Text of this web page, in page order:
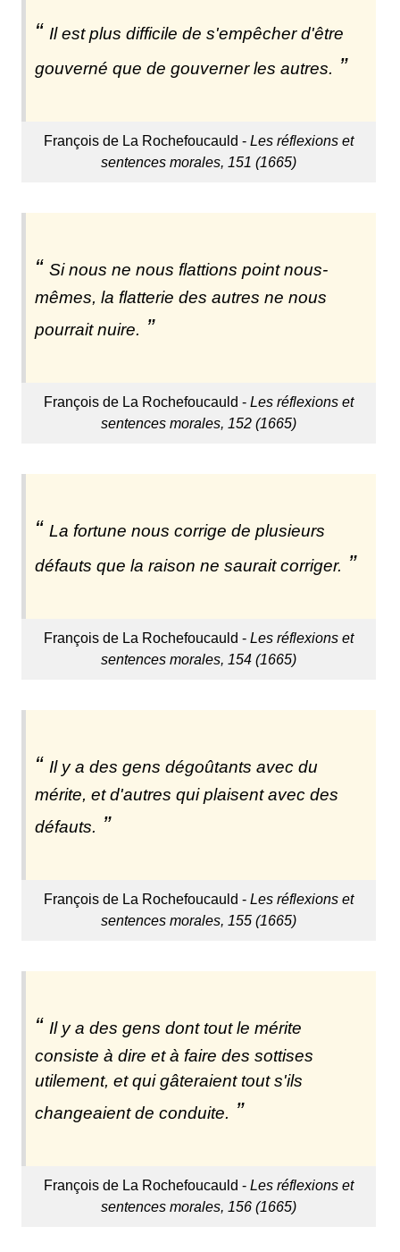
Il est plus difficile de s'empêcher d'être
gouverné que de gouverner les autres.
François de La Rochefoucauld - Les réflexions et
sentences morales, 151 (1665)
Si nous ne nous flattions point nous-
mêmes, la flatterie des autres ne nous
pourrait nuire.
François de La Rochefoucauld - Les réflexions et
sentences morales, 152 (1665)
La fortune nous corrige de plusieurs
défauts que la raison ne saurait corriger.
François de La Rochefoucauld - Les réflexions et
sentences morales, 154 (1665)
Il y a des gens dégoûtants avec du
mérite, et d'autres qui plaisent avec des
défauts.
François de La Rochefoucauld - Les réflexions et
sentences morales, 155 (1665)
Il y a des gens dont tout le mérite
consiste à dire et à faire des sottises
utilement, et qui gâteraient tout s'ils
changeaient de conduite.
François de La Rochefoucauld - Les réflexions et
sentences morales, 156 (1665)